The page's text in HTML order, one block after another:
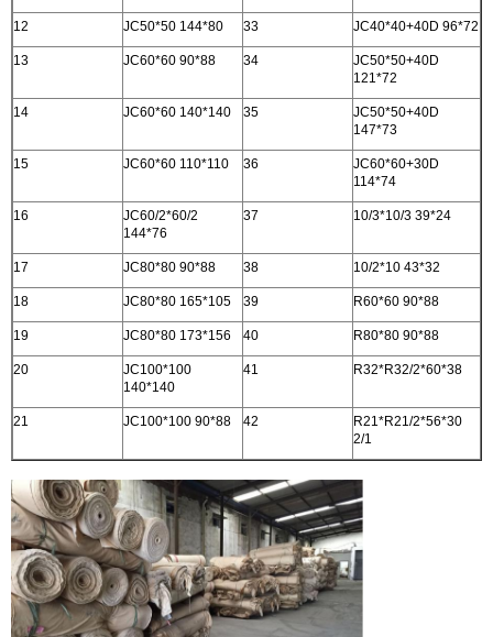
12 JC50*50 144*80 33 JC40*40+40D 96*72
13 JC60*60 90*88 34
JC50*50+40D
121*72
14 JC60*60 140*140 35
JC50*50+40D
147*73
15 JC60*60 110*110 36
JC60*60+30D
114*74
16
JC60/2*60/2
144*76
37 10/3*10/3 39*24
17 JC80*80 90*88 38 10/2*10 43*32
18 JC80*80 165*105 39 R60*60 90*88
19 JC80*80 173*156 40 R80*80 90*88
20
JC100*100
140*140
41 R32*R32/2*60*38
21 JC100*100 90*88 42
R21*R21/2*56*30
2/1